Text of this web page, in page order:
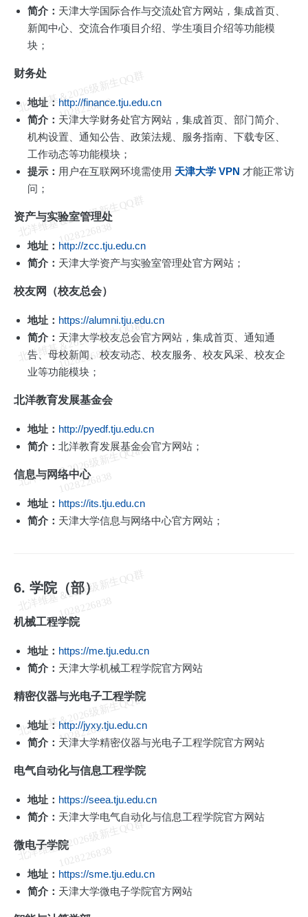
简介： 天津大学国际合作与交流处官方网站，集成首页、
新闻中心、交流合作项目介绍、学生项目介绍等功能模
块；
财务处
地址： http://finance.tju.edu.cn
简介： 天津大学财务处官方网站，集成首页、部门简介、
机构设置、通知公告、政策法规、服务指南、下载专区、
工作动态等功能模块；
提示： 用户在互联网环境需使用 天津大学 VPN 才能正常访
问；
资产与实验室管理处
地址： http://zcc.tju.edu.cn
简介： 天津大学资产与实验室管理处官方网站；
校友网（校友总会）
地址： https://alumni.tju.edu.cn
简介： 天津大学校友总会官方网站，集成首页、通知通
告、母校新闻、校友动态、校友服务、校友风采、校友企
业等功能模块；
北洋教育发展基金会
地址： http://pyedf.tju.edu.cn
简介： 北洋教育发展基金会官方网站；
信息与网络中心
地址： https://its.tju.edu.cn
简介： 天津大学信息与网络中心官方网站；
6. 学院（部）
机械工程学院
地址： https://me.tju.edu.cn
简介： 天津大学机械工程学院官方网站
精密仪器与光电子工程学院
地址： http://jyxy.tju.edu.cn
简介： 天津大学精密仪器与光电子工程学院官方网站
电气自动化与信息工程学院
地址： https://seea.tju.edu.cn
简介： 天津大学电气自动化与信息工程学院官方网站
微电子学院
地址： https://sme.tju.edu.cn
简介： 天津大学微电子学院官方网站
北
洋
维
基
＆
2
0
2
6
级
新
生
Q
Q
群
1
0
2
8
2
2
6
8
3
8
北
洋
维
基
＆
2
0
2
6
级
新
生
Q
Q
群
1
0
2
8
2
2
6
8
3
8
北
洋
维
基
＆
2
0
2
6
级
新
生
Q
Q
群
1
0
2
8
2
2
6
8
3
8
北
洋
维
基
＆
2
0
2
6
级
新
生
Q
Q
群
1
0
2
8
2
2
6
8
3
8
北
洋
维
基
＆
2
0
2
6
级
新
生
Q
Q
群
1
0
2
8
2
2
6
8
3
8
北
洋
维
基
＆
2
0
2
6
级
新
生
Q
Q
群
1
0
2
8
2
2
6
8
3
8
北
洋
维
基
＆
2
0
2
6
级
新
生
Q
Q
群
1
0
2
8
2
2
6
8
3
8